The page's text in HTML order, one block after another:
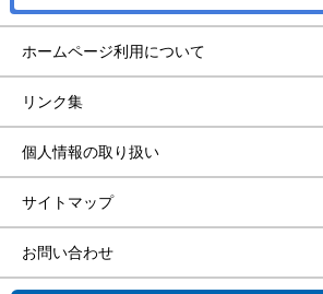
ホームページ利用について
リンク集
個人情報の取り扱い
サイトマップ
お問い合わせ